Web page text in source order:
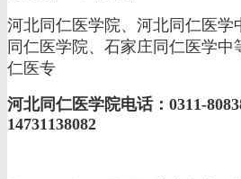
河北同仁医学院、河北同仁医学
同仁医学院、石家庄同仁医学中
仁医专
河北同仁医学院电话：0311-
14731138082